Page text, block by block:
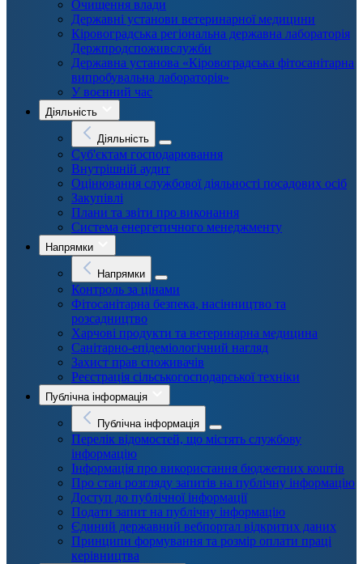
Очищення влади
Державні установи ветеринарної медицини
Кіровоградська регіональна державна лабораторія
Держпродспоживслужби
Державна установа «Кіровоградська фітосанітарна
випробувальна лабораторія»
У воєнний час
Діяльність
Діяльність
Суб'єктам господарювання
Внутрішній аудит
Оцінювання службової діяльності посадових осіб
Закупівлі
Плани та звіти про виконання
Система енергетичного менеджменту
Напрямки
Напрямки
Контроль за цінами
Фітосанітарна безпека, насінництво та
розсадництво
Харчові продукти та ветеринарна медицина
Санітарно-епідеміологічний нагляд
Захист прав споживачів
Реєстрація сільськогосподарської техніки
Публічна інформація
Публічна інформація
Перелік відомостей, що містять службову
інформацію
Інформація про використання бюджетних коштів
Про стан розгляду запитів на публічну інформацію
Доступ до публічної інформації
Подати запит на публічну інформацію
Єдиний державний вебпортал відкритих даних
Принципи формування та розмір оплати праці
керівництва